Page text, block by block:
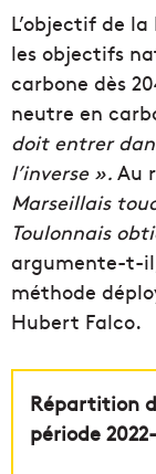
L’objectif de
les objectifs
carbone dès
neutre en
doit entrer
l’inverse ». Au
Marseillais
Toulonnais
argumente-t-
méthode
Hubert Falco.
Répartition
période